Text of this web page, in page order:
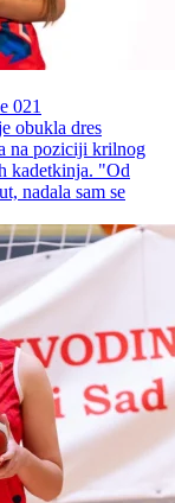
021
obukla dres
na poziciji krilnog
kadetkinja. "Od
nadala sam se